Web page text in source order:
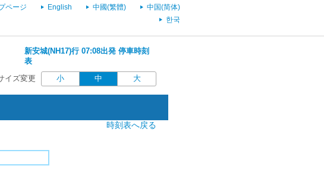
ページ English 中國(繁體)
中国(简体)
한국
新安城(NH17)行 07:08出発 停車時刻
表
イズ変更 小 中 大
時刻表へ戻る